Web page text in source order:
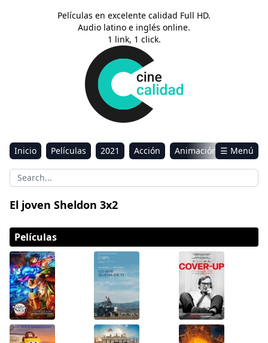
Películas en excelente calidad Full HD.
Audio latino e inglés online.
1 link, 1 click.
Inicio Películas 2021 Acción
Animación
Aventura
Ciencia ficción Comedia
Drama
Sci-Fi & Fantasy
☰ Menú
El joven Sheldon 3x2
Películas